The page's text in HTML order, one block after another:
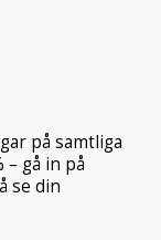
på samtliga
– gå in på
se din